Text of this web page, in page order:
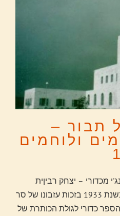
תבור –
ולוחמים
מכדורי – יצחק רביןית
הספר החקלאי כדורי הוקם בשנת 1933 בזכות עזבונו של סר
כדורי לגולת הכותרת של